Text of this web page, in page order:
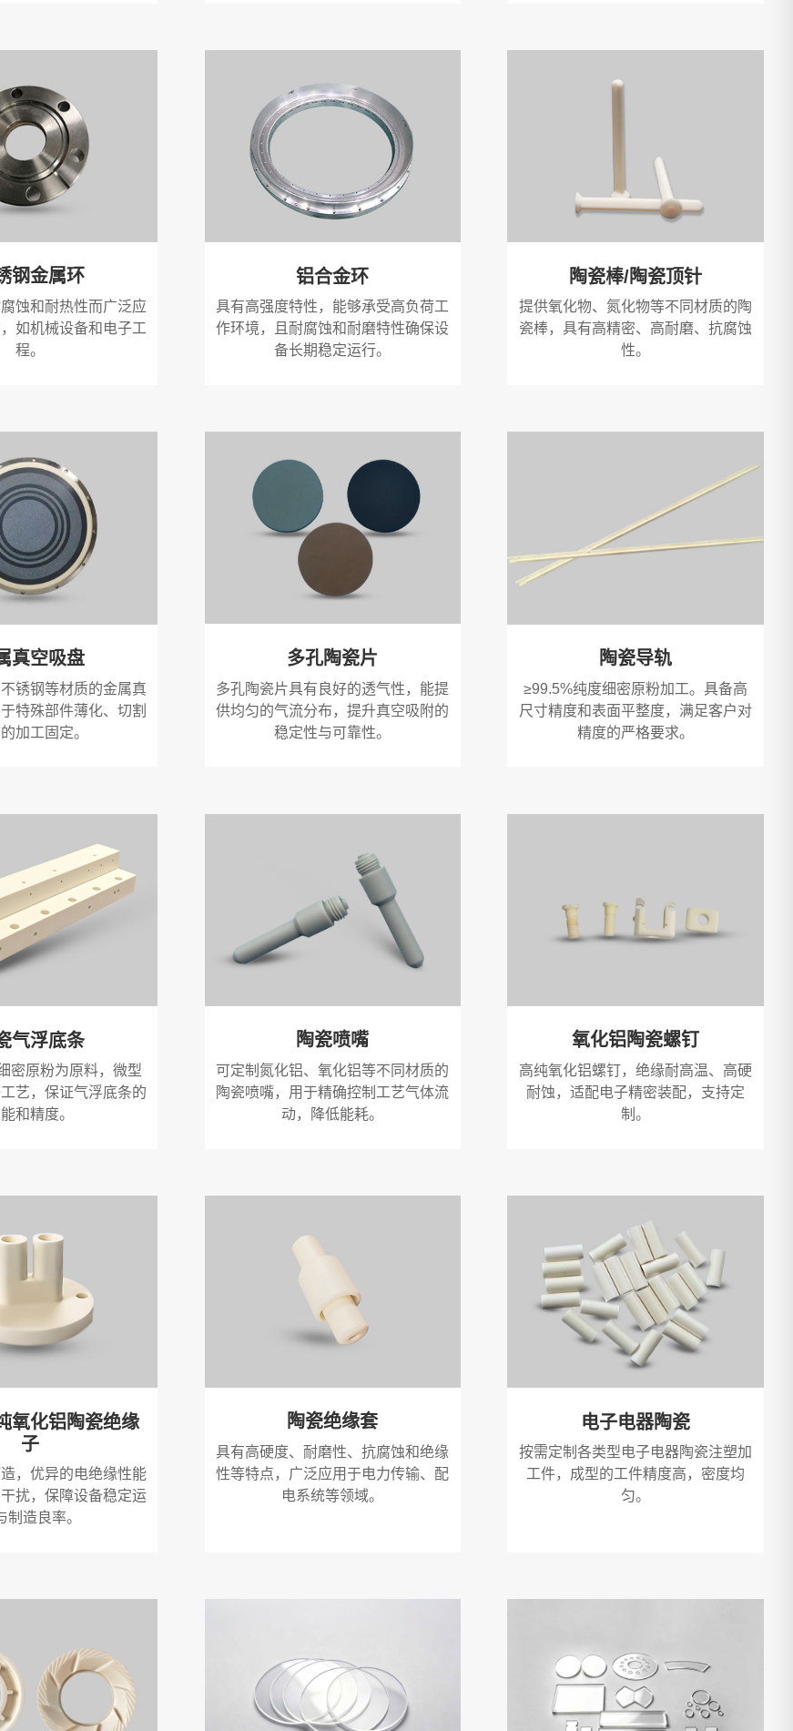
钢金属环
蚀和耐热性而广泛应
如机械设备和电子工
程。
铝合金环
具有高强度特性，能够承受高负荷工
作环境，且耐腐蚀和耐磨特性确保设
备长期稳定运行。
陶瓷棒/陶瓷顶针
提供氧化物、氮化物等不同材质的陶
瓷棒，具有高精密、高耐磨、抗腐蚀
性。
真空吸盘
锈钢等材质的金属真
特殊部件薄化、切割
加工固定。
多孔陶瓷片
多孔陶瓷片具有良好的透气性，能提
供均匀的气流分布，提升真空吸附的
稳定性与可靠性。
陶瓷导轨
≥99.5%纯度细密原粉加工。具备高
尺寸精度和表面平整度，满足客户对
精度的严格要求。
气浮底条
密原粉为原料，微型
艺，保证气浮底条的
和精度。
陶瓷喷嘴
可定制氮化铝、氧化铝等不同材质的
陶瓷喷嘴，用于精确控制工艺气体流
动，降低能耗。
氧化铝陶瓷螺钉
高纯氧化铝螺钉，绝缘耐高温、高硬
耐蚀，适配电子精密装配，支持定
制。
氧化铝陶瓷绝缘
子
，优异的电绝缘性能
扰，保障设备稳定运
制造良率。
陶瓷绝缘套
具有高硬度、耐磨性、抗腐蚀和绝缘
性等特点，广泛应用于电力传输、配
电系统等领域。
电子电器陶瓷
按需定制各类型电子电器陶瓷注塑加
工件，成型的工件精度高，密度均
匀。